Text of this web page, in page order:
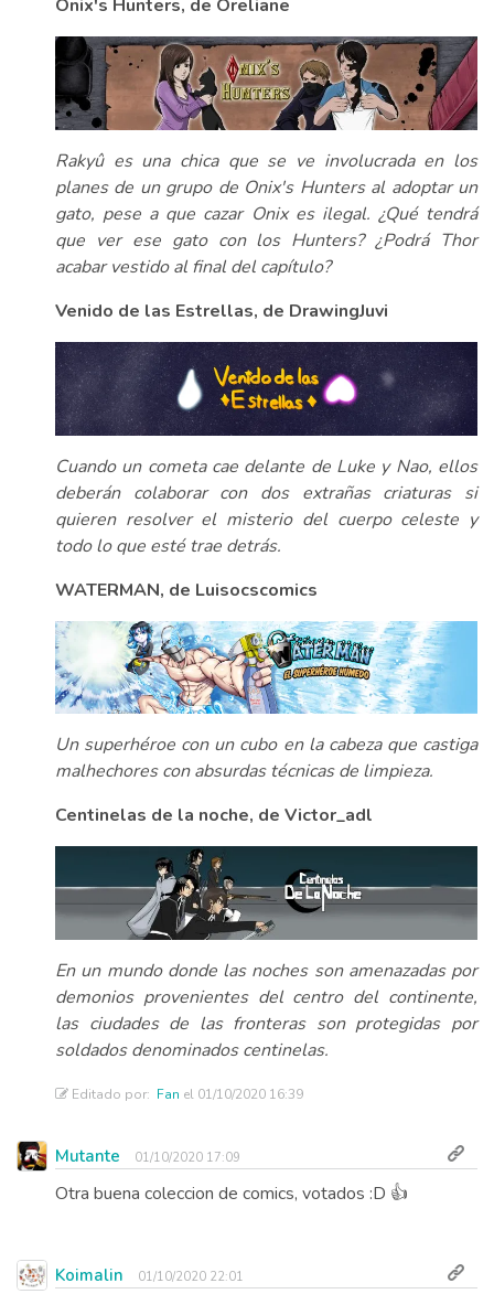
Onix's Hunters, de Oreliane
Rakyû es una chica que se ve involucrada en los
planes de un grupo de Onix's Hunters al adoptar un
gato, pese a que cazar Onix es ilegal. ¿Qué tendrá
que ver ese gato con los Hunters? ¿Podrá Thor
acabar vestido al final del capítulo?
Venido de las Estrellas, de DrawingJuvi
Cuando un cometa cae delante de Luke y Nao, ellos
deberán colaborar con dos extrañas criaturas si
quieren resolver el misterio del cuerpo celeste y
todo lo que esté trae detrás.
WATERMAN, de Luisocscomics
Un superhéroe con un cubo en la cabeza que castiga
malhechores con absurdas técnicas de limpieza.
Centinelas de la noche, de Victor_adl
En un mundo donde las noches son amenazadas por
demonios provenientes del centro del continente,
las ciudades de las fronteras son protegidas por
soldados denominados centinelas.
Editado por: Fan el 01/10/2020 16:39
Mutante 01/10/2020 17:09
Otra buena coleccion de comics, votados :D 👍
Koimalin 01/10/2020 22:01